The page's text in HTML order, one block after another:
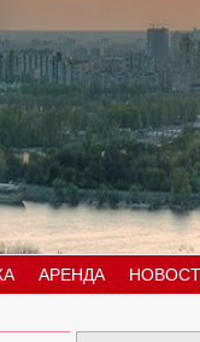
АРЕНДА